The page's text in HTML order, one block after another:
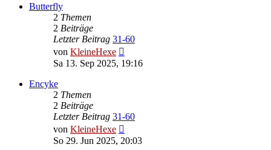
Butterfly
2 Themen
2 Beiträge
Letzter Beitrag 31-60
von KleineHexe
Beitrag
Sa 13. Sep 2025, 19:16
Encyke
2 Themen
2 Beiträge
Letzter Beitrag 31-60
von KleineHexe
Beitrag
So 29. Jun 2025, 20:03